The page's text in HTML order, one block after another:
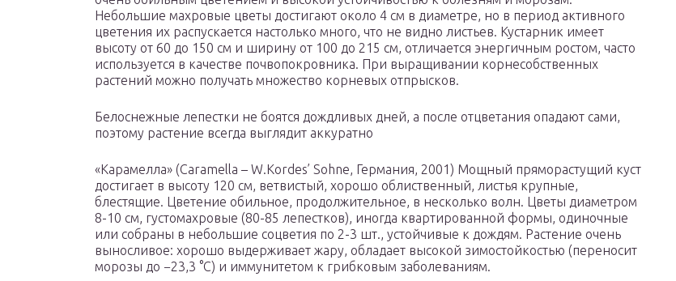
Небольшие махровые цветы достигают около 4 см в диаметре, но в период активного
цветения их распускается настолько много, что не видно листьев. Кустарник имеет
высоту от 60 до 150 см и ширину от 100 до 215 см, отличается энергичным ростом, часто
используется в качестве почвопокровника. При выращивании корнесобственных
растений можно получать множество корневых отпрысков.
Белоснежные лепестки не боятся дождливых дней, а после отцветания опадают сами,
поэтому растение всегда выглядит аккуратно
«Карамелла» (Caramella – W.Kordes’ Sohne, Германия, 2001) Мощный пряморастущий куст
достигает в высоту 120 см, ветвистый, хорошо облиственный, листья крупные,
блестящие. Цветение обильное, продолжительное, в несколько волн. Цветы диаметром
8-10 см, густомахровые (80-85 лепестков), иногда квартированной формы, одиночные
или собраны в небольшие соцветия по 2-3 шт., устойчивые к дождям. Растение очень
выносливое: хорошо выдерживает жару, обладает высокой зимостойкостью (переносит
морозы до −23,3 °С) и иммунитетом к грибковым заболеваниям.